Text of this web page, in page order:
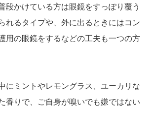
段かけている方は眼鏡をすっぽり覆う
れるタイプや、外に出るときにはコン
用の眼鏡をするなどの工夫も一つの方
にミントやレモングラス、ユーカリな
香りで、ご自身が嗅いでも嫌ではない